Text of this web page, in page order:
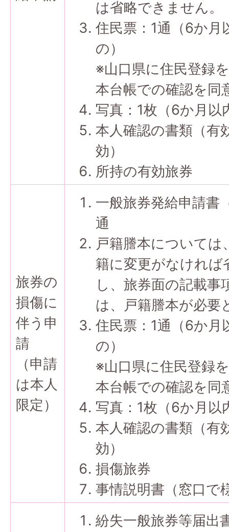
は省略できません。
住民票：1通（6か月
の）
※山口県に住民登録
本台帳での確認を同
写真：1枚（6か月
本人確認の書類（有
効）
所持の有効旅券
旅券の
損傷に
伴う申
請
（申請
は本人
限定）
一般旅券発給申請書
通
戸籍謄本については
籍に変更がなけれ
し、旅券面の記載
は、戸籍謄本が必要
住民票：1通（6か月
の）
※山口県に住民登録
本台帳での確認を同
写真：1枚（6か月
本人確認の書類（有
効）
損傷旅券
事情説明書（窓口で
紛失一般旅券等届出